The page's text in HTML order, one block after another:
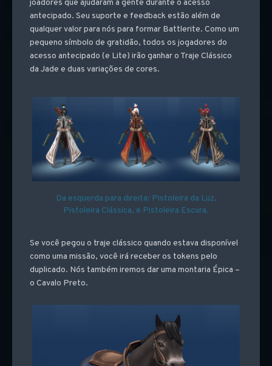
joadores que ajudaram a gente durante o acesso
antecipado. Seu suporte e feedback estão além de
qualquer valor para nós para formar Battlerite. Como um
pequeno símbolo de gratidão, todos os jogadores do
acesso antecipado (e Lite) irão ganhar o Traje Clássico
da Jade e duas variações de cores.
Da esquerda para direita: Pistoleira da Luz,
Pistoleira Clássica, e Pistoleira Escura.
Se você pegou o traje clássico quando estava disponível
como uma missão, você irá receber os tokens pelo
duplicado. Nós também iremos dar uma montaria Épica –
o Cavalo Preto.